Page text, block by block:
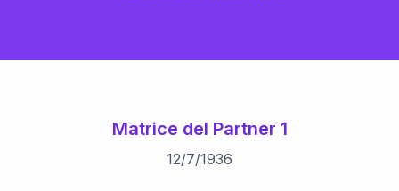
Matrice del Partner 1
12/7/1936